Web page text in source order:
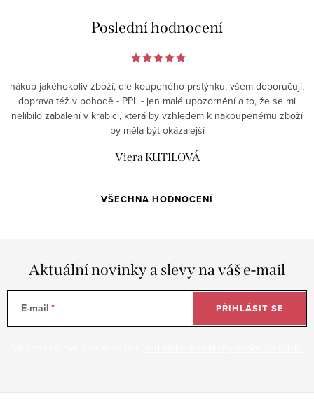
Poslední hodnocení
VŠECHNA HODNOCENÍ
nákup jakéhokoliv zboží, dle koupeného prstýnku, všem doporučuji,
doprava též v pohodě - PPL - jen malé upozornění a to, že se mi
nelíbilo zabalení v krabici, která by vzhledem k nakoupenému zboží
by měla být okázalejší
Viera KUTILOVÁ
Aktuální novinky a slevy na váš e-mail
E-mail PŘIHLÁSIT SE